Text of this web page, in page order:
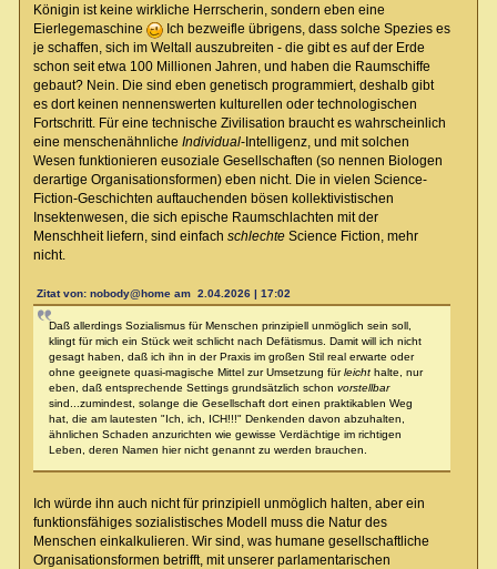
Königin ist keine wirkliche Herrscherin, sondern eben eine
Eierlegemaschine
Ich bezweifle übrigens, dass solche Spezies es
je schaffen, sich im Weltall auszubreiten - die gibt es auf der Erde
schon seit etwa 100 Millionen Jahren, und haben die Raumschiffe
gebaut? Nein. Die sind eben genetisch programmiert, deshalb gibt
es dort keinen nennenswerten kulturellen oder technologischen
Fortschritt. Für eine technische Zivilisation braucht es wahrscheinlich
eine menschenähnliche Individual-Intelligenz, und mit solchen
Wesen funktionieren eusoziale Gesellschaften (so nennen Biologen
derartige Organisationsformen) eben nicht. Die in vielen Science-
Fiction-Geschichten auftauchenden bösen kollektivistischen
Insektenwesen, die sich epische Raumschlachten mit der
Menschheit liefern, sind einfach schlechteScience Fiction, mehr
nicht.
Zitat von: nobody@home am 2.04.2026 | 17:02
Daß allerdings Sozialismus für Menschen prinzipiell unmöglich sein soll,
klingt für mich ein Stück weit schlicht nach Defätismus. Damit will ich nicht
gesagt haben, daß ich ihn in der Praxis im großen Stil real erwarte oder
ohne geeignete quasi-magische Mittel zur Umsetzung fürleichthalte, nur
eben, daß entsprechende Settings grundsätzlich schon vorstellbar
sind...zumindest, solange die Gesellschaft dort einen praktikablen Weg
hat, die am lautesten "Ich, ich, ICH!!!" Denkenden davon abzuhalten,
ähnlichen Schaden anzurichten wie gewisse Verdächtige im richtigen
Leben, deren Namen hier nicht genannt zu werden brauchen.
Ich würde ihn auch nicht für prinzipiell unmöglich halten, aber ein
funktionsfähiges sozialistisches Modell muss die Natur des
Menschen einkalkulieren. Wir sind, was humane gesellschaftliche
Organisationsformen betrifft, mit unserer parlamentarischen